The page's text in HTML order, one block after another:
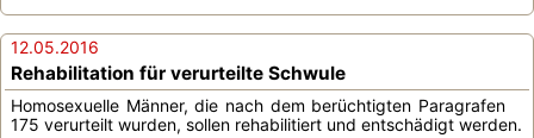
12.05.2016
Rehabilitation für verurteilte Schwule
Homosexuelle Männer, die nach dem berüchtigten Paragrafen
175 verurteilt wurden, sollen rehabilitiert und entschädigt werden.